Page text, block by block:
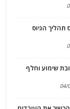
תהליך הגיוס
שימוע וחלף
04/